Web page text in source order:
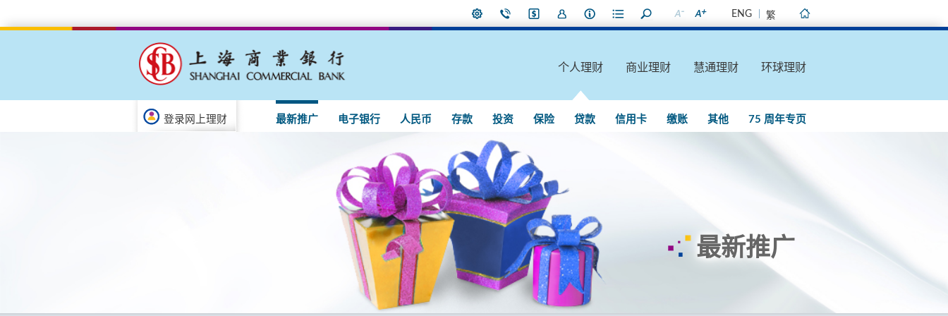
ENG 繁
登录网上理财
个人理财 商业理财 慧通理财 环球理财
最新推广 电子银行 人民币 存款 投资 保险 贷款 信用卡 缴账 其他 75 周年专页
最新推广